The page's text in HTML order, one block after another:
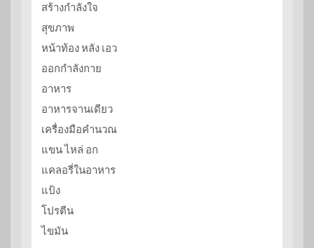
สร้างกำลังใจ
สุขภาพ
หน้าท้อง หลัง เอว
ออกกำลังกาย
อาหาร
อาหารจานเดียว
เครื่องมือคำนวณ
แขน ไหล่ อก
แคลอรี่ในอาหาร
แป้ง
โปรตีน
ไขมัน